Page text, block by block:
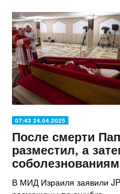
07:43 24.04.2025
После смерти
разместил, а
В МИД Израиля заявили